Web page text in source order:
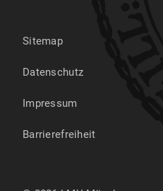
Sitemap
Datenschutz
Impressum
Barrierefreiheit